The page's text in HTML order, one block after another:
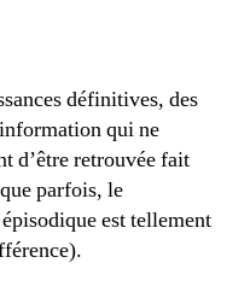
définitives, des
qui ne
d’être retrouvée fait
parfois, le
est tellement